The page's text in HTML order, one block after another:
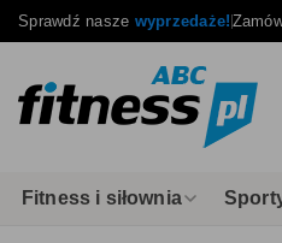
Sprawdź nasze wyprzedaże!
Fitness i siłownia